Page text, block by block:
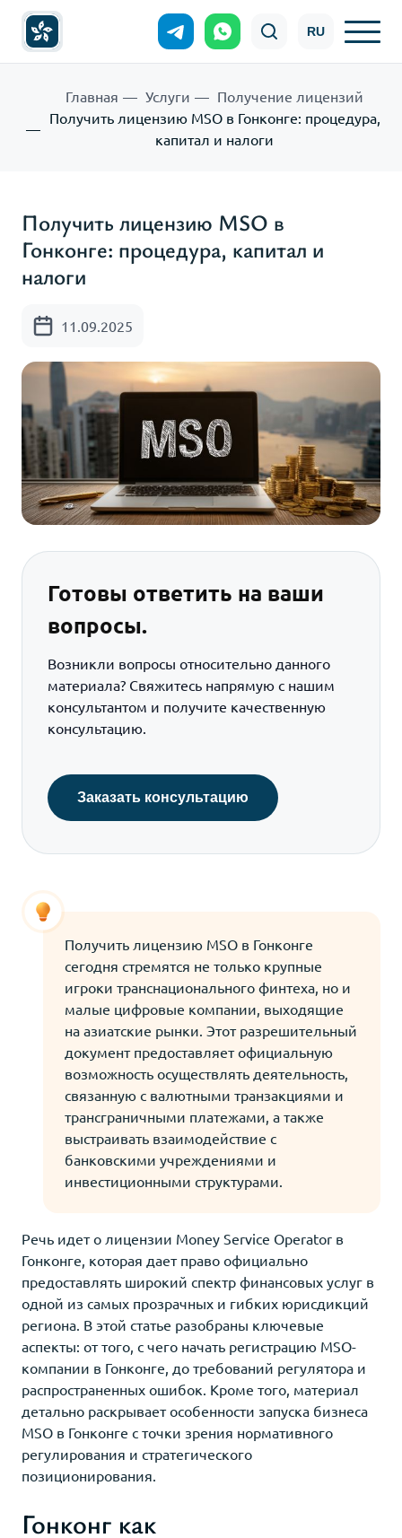
RU
Главная Услуги
Получение лицензий
Получить лицензию MSO в Гонконге: процедура,
капитал и налоги
Получить лицензию MSO в
Гонконге: процедура, капитал и
налоги
11.09.2025
Готовы ответить на ваши
вопросы.
Возникли вопросы относительно данного
материала? Свяжитесь напрямую с нашим
консультантом и получите качественную
консультацию.
Заказать консультацию
Получить лицензию MSO в Гонконге
сегодня стремятся не только крупные
игроки транснационального финтеха, но и
малые цифровые компании, выходящие
на азиатские рынки. Этот разрешительный
документ предоставляет официальную
возможность осуществлять деятельность,
связанную с валютными транзакциями и
трансграничными платежами, а также
выстраивать взаимодействие с
банковскими учреждениями и
инвестиционными структурами.
Речь идет о лицензии Money Service Operator в
Гонконге, которая дает право официально
предоставлять широкий спектр финансовых услуг в
одной из самых прозрачных и гибких юрисдикций
региона. В этой статье разобраны ключевые
аспекты: от того, с чего начать регистрацию MSO-
компании в Гонконге, до требований регулятора и
распространенных ошибок. Кроме того, материал
детально раскрывает особенности запуска бизнеса
MSO в Гонконге с точки зрения нормативного
регулирования и стратегического
позиционирования.
Гонконг как